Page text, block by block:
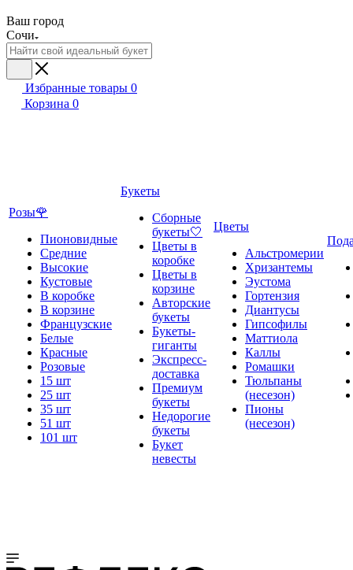
Ваш город
Сочи
Избранные товары 0
Корзина 0
Розы🌹
Пионовидные
Средние
Высокие
Кустовые
В коробке
В корзине
Французские
Белые
Красные
Розовые
15 шт
25 шт
35 шт
51 шт
101 шт
Букеты
Сборные
букеты🤍
Цветы в
коробке
Цветы в
корзине
Авторские
букеты
Букеты-
гиганты
Экспресс-
доставка
Премиум
букеты
Недорогие
букеты
Букет
невесты
Цветы
Альстромерии
Хризантемы
Эустома
Гортензия
Диантусы
Гипсофилы
Маттиола
Каллы
Ромашки
Тюльпаны
(несезон)
Пионы
(несезон)